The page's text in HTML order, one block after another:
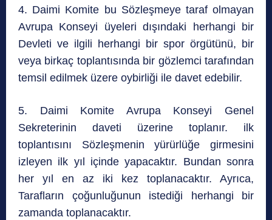
4. Daimi Komite bu Sözleşmeye taraf olmayan
Avrupa Konseyi üyeleri dışındaki herhangi bir
Devleti ve ilgili herhangi bir spor örgütünü, bir
veya birkaç toplantısında bir gözlemci tarafından
temsil edilmek üzere oybirliği ile davet edebilir.
5. Daimi Komite Avrupa Konseyi Genel
Sekreterinin daveti üzerine toplanır. ilk
toplantısını Sözleşmenin yürürlüğe girmesini
izleyen ilk yıl içinde yapacaktır. Bundan sonra
her yıl en az iki kez toplanacaktır. Ayrıca,
Tarafların çoğunluğunun istediği herhangi bir
zamanda toplanacaktır.